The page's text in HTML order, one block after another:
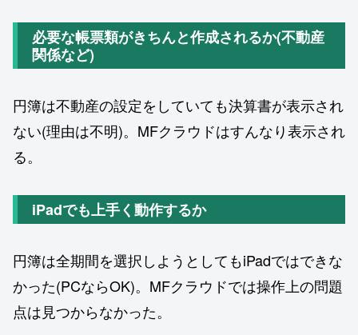
必要な帳票類がきちんと作成されるか(不動産
関係など)
円簿は不動産の設定をしていても決算書が表示され
ない(理由は不明)。MFクラウドはすんなり表示され
る。
iPadでも上手く動作するか
円簿は全期間を選択しようとしてもiPadではできな
かった(PCならOK)。MFクラウドでは操作上の問題
点は見つからなかった。